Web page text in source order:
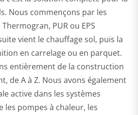
Nous commençons par les
PUR ou EPS
vient le chauffage sol, puis la
en carrelage ou en parquet.
entièrement de la construction
de A à Z. Nous avons également
active dans les systèmes
les pompes à chaleur, les